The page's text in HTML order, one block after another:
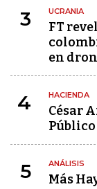
3 UCRANIA
FT
en
4 HACIENDA
César
5 ANÁLISIS
Más